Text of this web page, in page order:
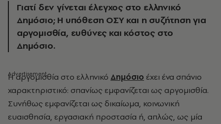
Γιατί δεν γίνεται έλεγχος στο ελληνικό
Δημόσιο; Η υπόθεση ΟΣΥ και η συζήτηση για
αργομισθία, ευθύνες και κόστος στο
Δημόσιο.
Η αργομισθία στο ελληνικό Δημόσιο έχει ένα σπάνιο
χαρακτηριστικό: σπανίως εμφανίζεται ως αργομισθία.
Συνήθως εμφανίζεται ως δικαίωμα, κοινωνική
ευαισθησία, εργασιακή προστασία ή, απλώς, ως μία